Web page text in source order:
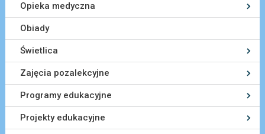
Opieka medyczna
Obiady
Świetlica
Zajęcia pozalekcyjne
Programy edukacyjne
Projekty edukacyjne